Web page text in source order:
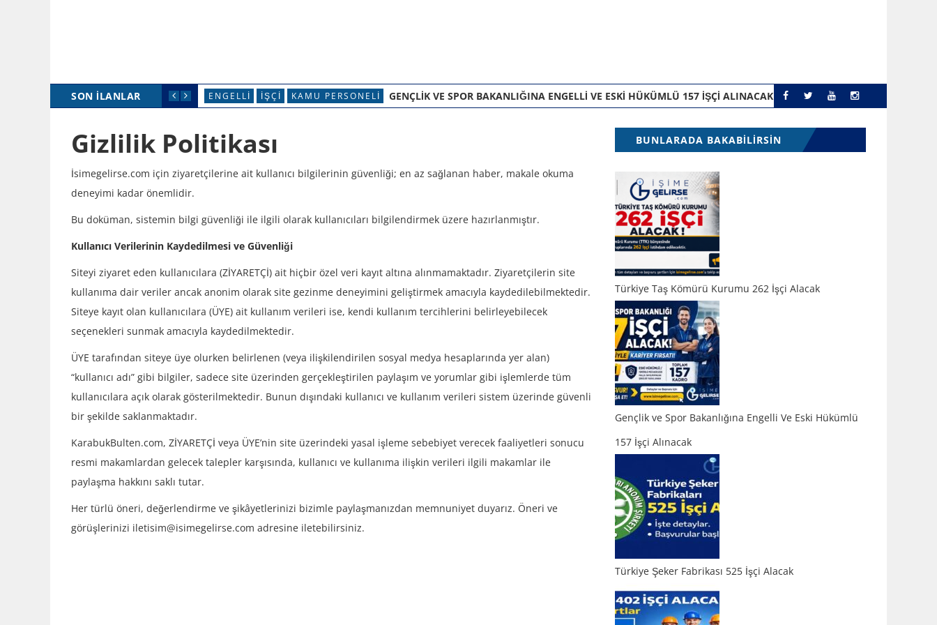
SON İLANLAR ENGELLI İŞÇI KAMU PERSONELI GENÇLIK VE SPOR BAKANLIĞINA ENGELLI VE ESKI HÜKÜMLÜ 157 İŞÇI ALINACAK İŞÇI KAMU PERSONELI
Gizlilik Politikası
İsimegelirse.com için ziyaretçilerine ait kullanıcı bilgilerinin güvenliği; en az sağlanan haber, makale okuma
deneyimi kadar önemlidir.
Bu doküman, sistemin bilgi güvenliği ile ilgili olarak kullanıcıları bilgilendirmek üzere hazırlanmıştır.
Kullanıcı Verilerinin Kaydedilmesi ve Güvenliği
Siteyi ziyaret eden kullanıcılara (ZİYARETÇİ) ait hiçbir özel veri kayıt altına alınmamaktadır. Ziyaretçilerin site
kullanıma dair veriler ancak anonim olarak site gezinme deneyimini geliştirmek amacıyla kaydedilebilmektedir.
Siteye kayıt olan kullanıcılara (ÜYE) ait kullanım verileri ise, kendi kullanım tercihlerini belirleyebilecek
seçenekleri sunmak amacıyla kaydedilmektedir.
ÜYE tarafından siteye üye olurken belirlenen (veya ilişkilendirilen sosyal medya hesaplarında yer alan)
“kullanıcı adı” gibi bilgiler, sadece site üzerinden gerçekleştirilen paylaşım ve yorumlar gibi işlemlerde tüm
kullanıcılara açık olarak gösterilmektedir. Bunun dışındaki kullanıcı ve kullanım verileri sistem üzerinde güvenli
bir şekilde saklanmaktadır.
KarabukBulten.com, ZİYARETÇİ veya ÜYE’nin site üzerindeki yasal işleme sebebiyet verecek faaliyetleri sonucu
resmi makamlardan gelecek talepler karşısında, kullanıcı ve kullanıma ilişkin verileri ilgili makamlar ile
paylaşma hakkını saklı tutar.
Her türlü öneri, değerlendirme ve şikâyetlerinizi bizimle paylaşmanızdan memnuniyet duyarız. Öneri ve
görüşlerinizi iletisim@isimegelirse.com adresine iletebilirsiniz.
BUNLARADA BAKABILIRSIN
Türkiye Taş Kömürü Kurumu 262 İşçi Alacak
Gençlik ve Spor Bakanlığına Engelli Ve Eski Hükümlü
157 İşçi Alınacak
Türkiye Şeker Fabrikası 525 İşçi Alacak